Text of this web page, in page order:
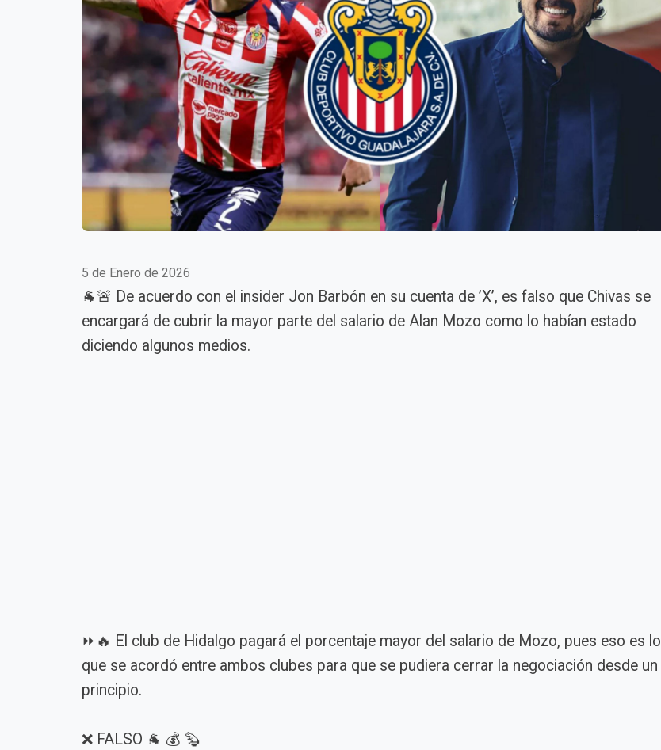
5 de Enero de 2026
🐐🚨 De acuerdo con el insider Jon Barbón en su cuenta de ’X’, es falso que Chivas se
encargará de cubrir la mayor parte del salario de Alan Mozo como lo habían estado
diciendo algunos medios.
⏩🔥 El club de Hidalgo pagará el porcentaje mayor del salario de Mozo, pues eso es lo
que se acordó entre ambos clubes para que se pudiera cerrar la negociación desde un
principio.
❌ FALSO 🐐 💰 🦫